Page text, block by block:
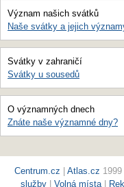
Význam našich svátků
Naše svátky a jejich
Svátky v zahraničí
Svátky u sousedů
O významných dnech
Znáte naše významné dny?
Centrum.cz Atlas.cz
služby
Volná místa|